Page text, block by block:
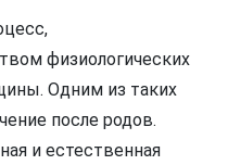
физиологических
Одним из таких
после родов.
и естественная